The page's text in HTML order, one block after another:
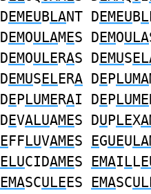
DEMEUBLANT DEMEUBL
DEMOULAMES DEMOULA
DEMOULERAS DEMUS
DEMUSELERA DEPLUMA
DEPLUMERAI DEPLUME
DEVALUAMES DUPLEX
EFFLUVAMES EGUEU
ELUCIDAMES EMAILL
EMASCULEES EMASC